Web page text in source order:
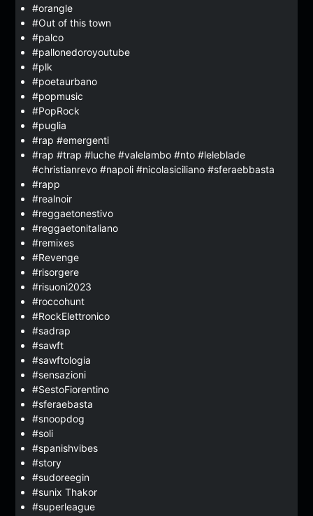
#orangle
#Out of this town
#palco
#pallonedoroyoutube
#plk
#poetaurbano
#popmusic
#PopRock
#puglia
#rap #emergenti
#rap #trap #luche #valelambo #nto #leleblade
#christianrevo #napoli #nicolasiciliano #sferaebbasta
#rapp
#realnoir
#reggaetonestivo
#reggaetonitaliano
#remixes
#Revenge
#risorgere
#risuoni2023
#roccohunt
#RockElettronico
#sadrap
#sawft
#sawftologia
#sensazioni
#SestoFiorentino
#sferaebasta
#snoopdog
#soli
#spanishvibes
#story
#sudoreegin
#sunix Thakor
#superleague